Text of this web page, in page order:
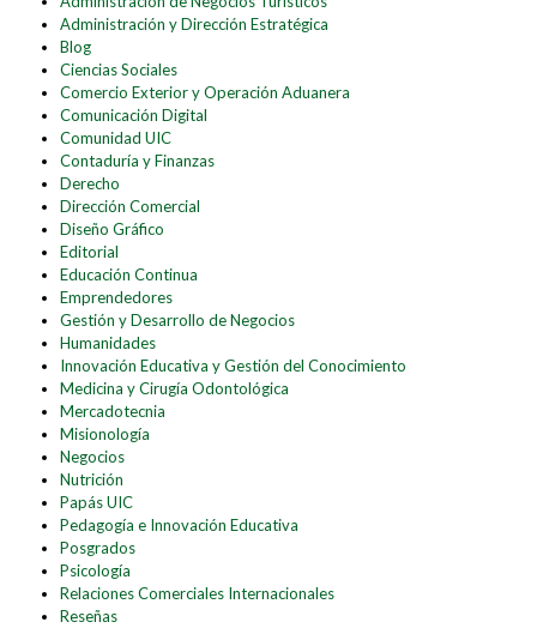
Administración y Dirección Estratégica
Blog
Ciencias Sociales
Comercio Exterior y Operación Aduanera
Comunicación Digital
Comunidad UIC
Contaduría y Finanzas
Derecho
Dirección Comercial
Diseño Gráfico
Editorial
Educación Continua
Emprendedores
Gestión y Desarrollo de Negocios
Humanidades
Innovación Educativa y Gestión del Conocimiento
Medicina y Cirugía Odontológica
Mercadotecnia
Misionología
Negocios
Nutrición
Papás UIC
Pedagogía e Innovación Educativa
Posgrados
Psicología
Relaciones Comerciales Internacionales
Reseñas